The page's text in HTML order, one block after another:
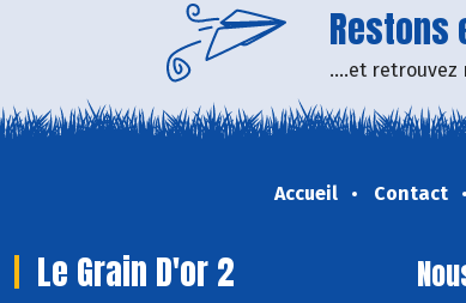
....et retrouvez
Accueil Contact
Le Grain D'or 2